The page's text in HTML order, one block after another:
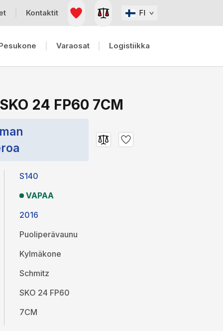
Kontaktit FI
Varaosat Logistiikka
24 FP60 7CM
S140
VAPAA
2016
Puoliperävaunu
Kylmäkone
Schmitz
SKO 24 FP60
7CM